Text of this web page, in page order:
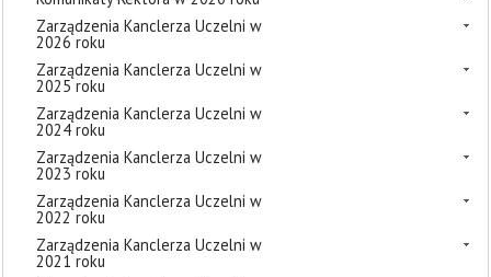
Zarządzenia Kanclerza Uczelni w
2026 roku
Zarządzenia Kanclerza Uczelni w
2025 roku
Zarządzenia Kanclerza Uczelni w
2024 roku
Zarządzenia Kanclerza Uczelni w
2023 roku
Zarządzenia Kanclerza Uczelni w
2022 roku
Zarządzenia Kanclerza Uczelni w
2021 roku